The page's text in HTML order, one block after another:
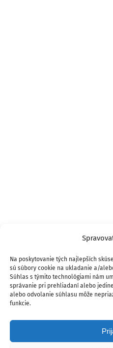
Na poskytovanie tých najlepších
sú súbory cookie na ukladanie a/
Súhlas s týmito technológiami nám
správanie pri prehliadaní alebo
alebo odvolanie súhlasu môže
funkcie.